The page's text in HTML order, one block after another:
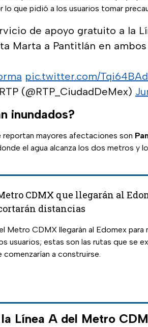
lo que pidió a los usuarios tomar
de apoyo gratuito a la
Marta a Pantitlán en
pic.twitter.com/
(@RTP_CiudadDeMex)
inundados?
reportan mayores afectaciones son
el agua alcanza los dos metros y
CDMX que llegarán al
distancias
Metro CDMX llegarán al Edomex para
usuarios; estas son las rutas que se
comenzarían a construirse.
Línea A del Metro